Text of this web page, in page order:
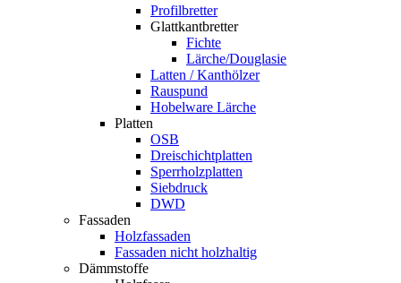
Profilbretter
Glattkantbretter
Fichte
Lärche/Douglasie
Latten / Kanthölzer
Rauspund
Hobelware Lärche
Platten
OSB
Dreischichtplatten
Sperrholzplatten
Siebdruck
DWD
Fassaden
Holzfassaden
Fassaden nicht holzhaltig
Dämmstoffe